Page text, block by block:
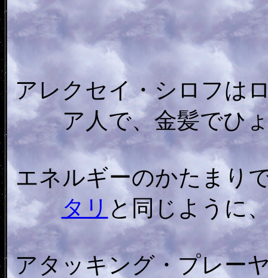
アレクセイ・シロフは
ア人で、金髪でひ
エネルギーのかたまり
タリ と同じように
アタッキング・プレー